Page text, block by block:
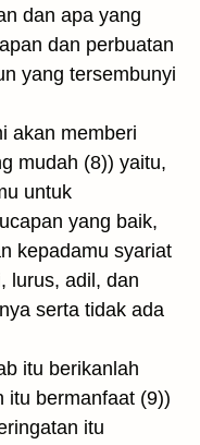
dan apa yang
dan perbuatan
yang tersembunyi
akan memberi
mudah (8)) yaitu,
untuk
yang baik,
kepadamu syariat
lurus, adil, dan
serta tidak ada
itu berikanlah
itu bermanfaat (9))
itu